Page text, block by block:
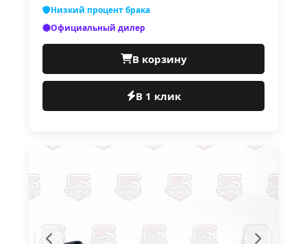
Низкий процент брака
Официальный дилер
В корзину
В 1 клик